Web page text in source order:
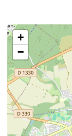
+
−